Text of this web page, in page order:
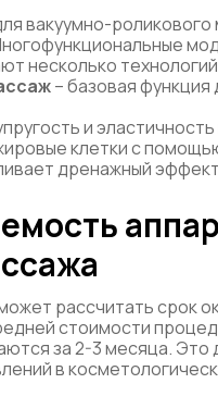
вакуумно-
несколько
– базовая
и
клетки с
дренажный
рассчитать срок
стоимости
за 2-3 месяца.
в